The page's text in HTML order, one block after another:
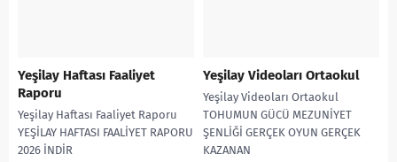
Yeşilay Haftası Faaliyet
Raporu
Yeşilay Haftası Faaliyet Raporu
YEŞİLAY HAFTASI FAALİYET RAPORU
2026 İNDİR
Yeşilay Videoları Ortaokul
Yeşilay Videoları Ortaokul
TOHUMUN GÜCÜ MEZUNİYET
ŞENLİĞİ GERÇEK OYUN GERÇEK
KAZANAN